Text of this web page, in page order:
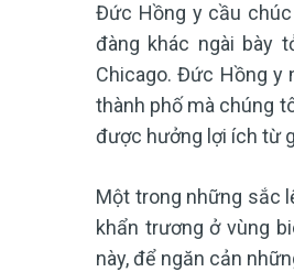
Đức Hồng y cầu
đàng khác ngài bày
Chicago. Đức Hồng y
thành phố mà chúng
được hưởng lợi ích từ
Một trong những sắc
khẩn trương ở vùng
này, để ngăn cản